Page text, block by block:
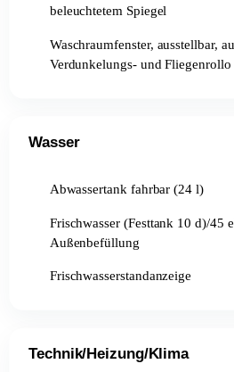
beleuchtetem Spiegel
Waschraumfenster, ausstellbar,
Verdunkelungs- und Fliegenrollo
Wasser
Abwassertank fahrbar (24 l)
Frischwasser (Festtank 10 d)/45
Außenbefüllung
Frischwasserstandanzeige
Technik/Heizung/Klima